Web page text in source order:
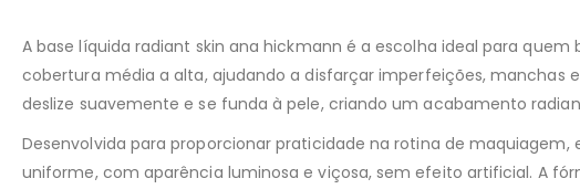
A base líquida radiant skin ana hickmann é a escolha ideal para
cobertura média a alta, ajudando a disfarçar imperfeições, manchas
deslize suavemente e se funda à pele, criando um acabamento
Desenvolvida para proporcionar praticidade na rotina de
uniforme, com aparência luminosa e viçosa, sem efeito artificial. A